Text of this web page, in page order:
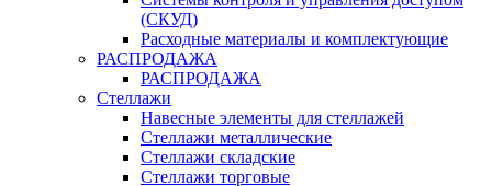
(СКУД)
Расходные материалы и комплектующие
РАСПРОДАЖА
РАСПРОДАЖА
Стеллажи
Навесные элементы для стеллажей
Стеллажи металлические
Стеллажи складские
Стеллажи торговые